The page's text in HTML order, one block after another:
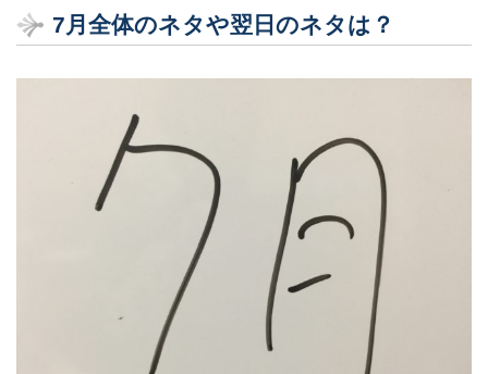
7月全体のネタや翌日のネタは？